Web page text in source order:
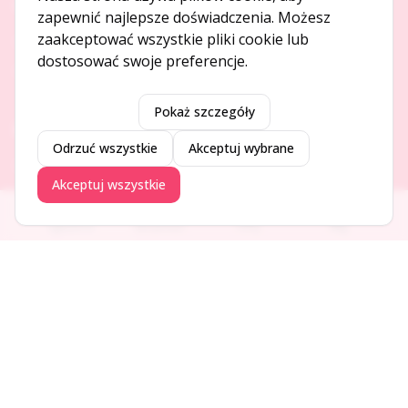
O NAS
O serwisie
Kontakt
DODAJ I PROMUJ
Dodaj ogłoszenie
Dodaj firmę
Promuj ogłoszenie
Ogłoszenia Aktualności Firmy Blog
zapewnić najlepsze doświadczenia. Możesz
zaakceptować wszystkie pliki cookie lub
dostosować swoje preferencje.
Pokaż szczegóły
Odrzuć wszystkie Akceptuj wybrane
Akceptuj wszystkie